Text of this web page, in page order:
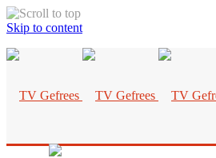
Skip to content